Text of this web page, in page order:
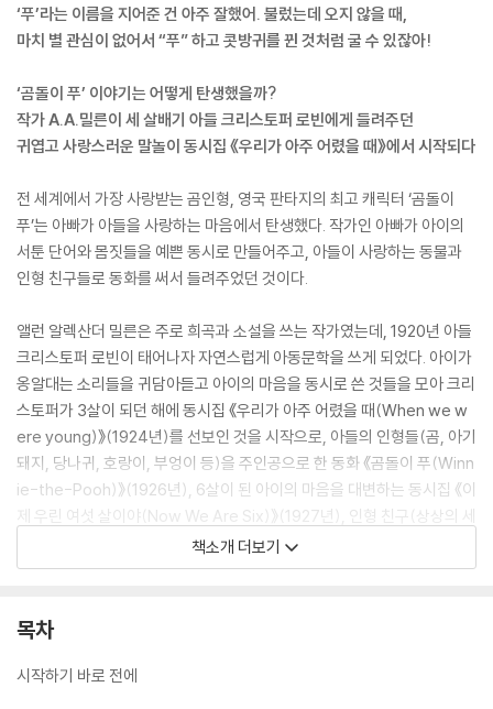
‘푸’라는 이름을 지어준 건 아주 잘했어. 불렀는데 오지 않을 때,
마치 별 관심이 없어서 “푸” 하고 콧방귀를 뀐 것처럼 굴 수 있잖아!
‘곰돌이 푸’ 이야기는 어떻게 탄생했을까?
작가 A.A.밀른이 세 살배기 아들 크리스토퍼 로빈에게 들려주던
귀엽고 사랑스러운 말놀이 동시집 《우리가 아주 어렸을 때》에서 시작되다
전 세계에서 가장 사랑받는 곰인형, 영국 판타지의 최고 캐릭터 ‘곰돌이
푸’는 아빠가 아들을 사랑하는 마음에서 탄생했다. 작가인 아빠가 아이의
서툰 단어와 몸짓들을 예쁜 동시로 만들어주고, 아들이 사랑하는 동물과
인형 친구들로 동화를 써서 들려주었던 것이다.
앨런 알렉산더 밀른은 주로 희곡과 소설을 쓰는 작가였는데, 1920년 아들
크리스토퍼 로빈이 태어나자 자연스럽게 아동문학을 쓰게 되었다. 아이가
옹알대는 소리들을 귀담아듣고 아이의 마음을 동시로 쓴 것들을 모아 크리
스토퍼가 3살이 되던 해에 동시집 《우리가 아주 어렸을 때(When we w
ere young)》(1924년)를 선보인 것을 시작으로, 아들의 인형들(곰, 아기
돼지, 당나귀, 호랑이, 부엉이 등)을 주인공으로 한 동화 《곰돌이 푸(Winn
ie-the-Pooh)》(1926년), 6살이 된 아이의 마음을 대변하는 동시집 《이
제 우린 여섯 살이야(Now We Are Six)》(1927년), 인형 친구(상상의 세
계)와 작별하고 서서히 어린이가 되어가는 크리스토퍼 로빈의 이야기 《푸
모퉁이에 있는 집(The House at Pooh Corner)》(1928년)까지, 아이
이가 바라보는 세상을 예쁜 동심으로 노래한 동시집이다. 작가인 아빠가
책소개 더보기
목차
시작하기 바로 전에